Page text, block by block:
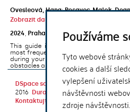
Používáme
Tyto webové
cookies a další
vylepšení
návštěvnosti
zdroje návštěvnosti.
Ovesleová, Hana;Posavec-Malok, Dean
Zobrazit další autory
2024
Praha
Univerzita Karlova,
This guide introduces the e-learning
most frequently at Charles University
during your studies. It will also help
obstacles associated ...
DSpace softwarecopyright © 2002-
2016
DuraSpace
Kontaktujte nás
Vyjádření názoru